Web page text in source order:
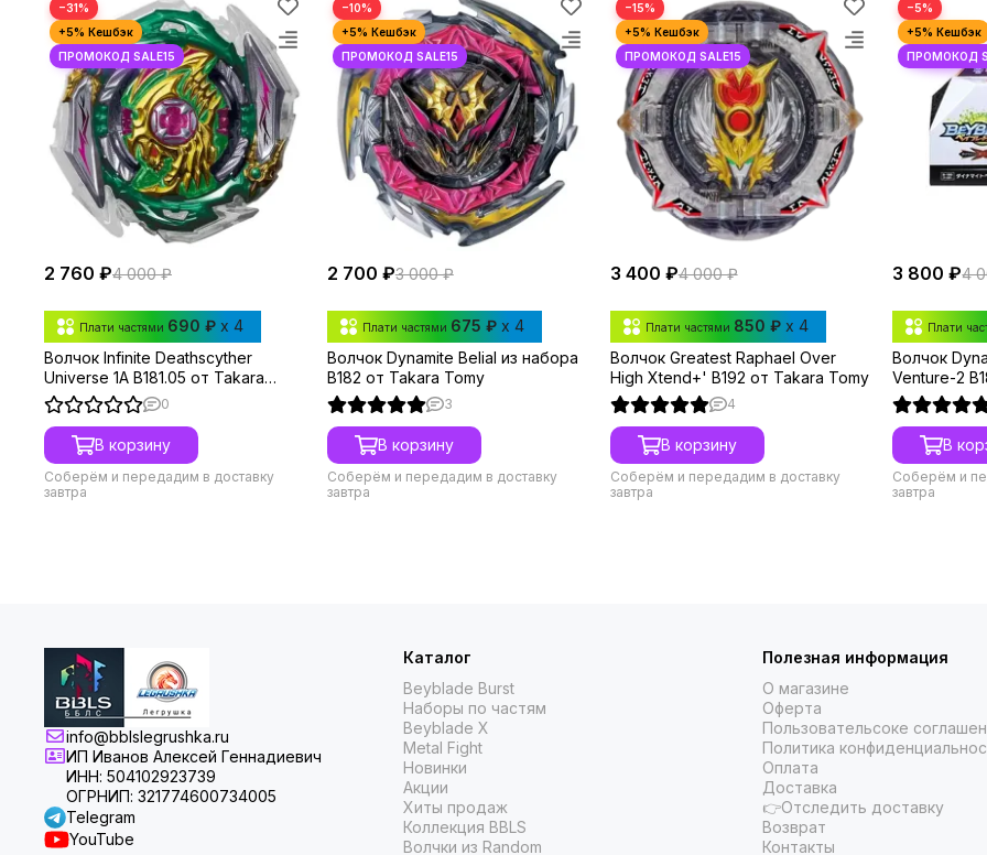
−31%
2 760 ₽4 000 ₽
Плати частями 690 ₽ x 4
Волчок Infinite Deathscyther
Universe 1A B181.05 от Takara
Tomy
0
В корзину
Соберём и передадим в доставку
завтра
−10%
2 700 ₽3 000 ₽
Плати частями 675 ₽ x 4
Волчок Dynamite Belial из набора
B182 от Takara Tomy
3
В корзину
Соберём и передадим в доставку
завтра
−15%
3 400 ₽4 000 ₽
Плати частями 850 ₽ x 4
Волчок Greatest Raphael Over
High Xtend+' B192 от Takara Tomy
4
В корзину
Соберём и передадим в доставку
завтра
−5%
3 800 ₽4
Плати
Волчок
Venture-2
В
Соберём и
завтра
info@bblslegrushka.ru
ИП Иванов Алексей Геннадиевич
ИНН: 504102923739
ОГРНИП: 321774600734005
Telegram
YouTube
Каталог
Beyblade Burst
Наборы по частям
Beyblade X
Metal Fight
Новинки
Акции
Хиты продаж
Коллекция BBLS
Волчки из Random
Полезная информация
О магазине
Оферта
Пользовательсоке
Политика
Оплата
Доставка
👉Отследить доставку
Возврат
Контакты